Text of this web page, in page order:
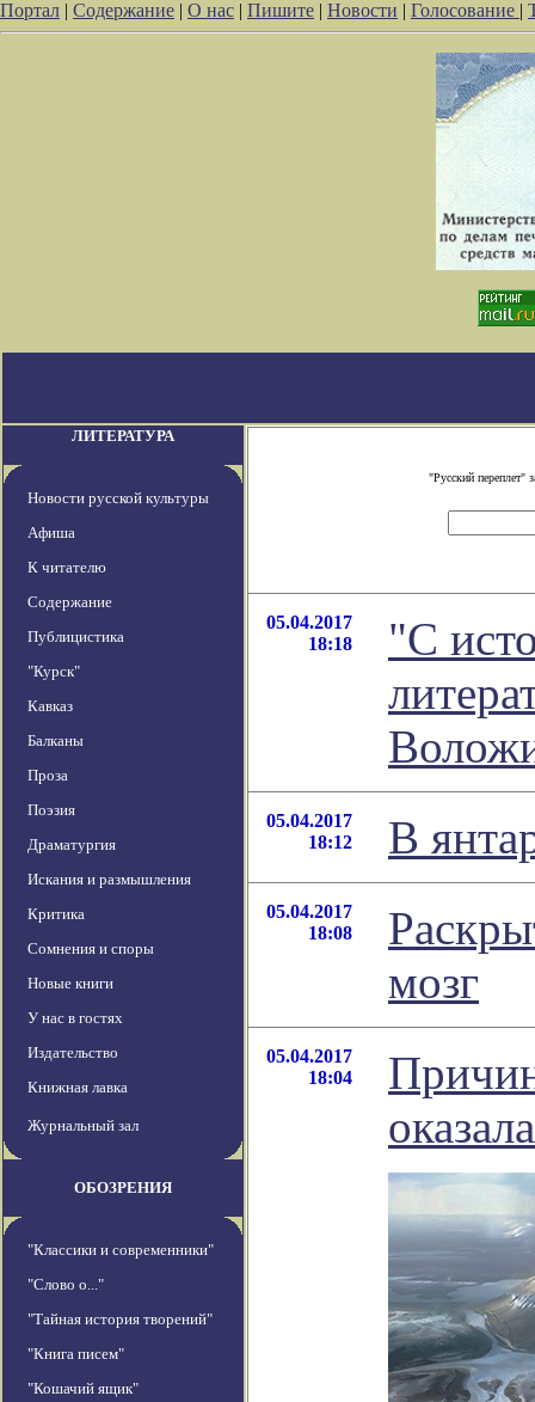
Портал | Содержание | О нас | Пишите | Новости | Голосование |
ЛИТЕРАТУРА
Новости русской культуры
Афиша
К читателю
Содержание
Публицистика
"Курск"
Кавказ
Балканы
Проза
Поэзия
Драматургия
Искания и размышления
Критика
Сомнения и споры
Новые книги
У нас в гостях
Издательство
Книжная лавка
Журнальный зал
ОБОЗРЕНИЯ
"Классики и современники"
"Слово о..."
"Тайная история творений"
"Книга писем"
"Кошачий ящик"
"Русский переплет"
05.04.2017
18:18
"С
05.04.2017
18:12
В
05.04.2017
18:08
мозг
05.04.2017
18:04